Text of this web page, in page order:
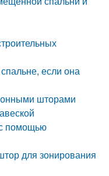
если она
шторами
помощью
для зонирования